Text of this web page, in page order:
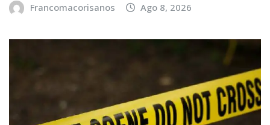
Francomacorisanos Ago 8, 2026